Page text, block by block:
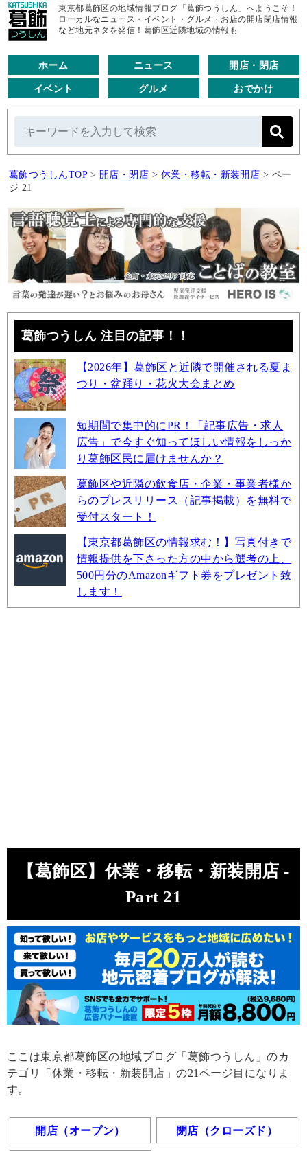
東京都葛飾区の地域情報ブログ「葛飾つうしん」へようこそ！
ローカルなニュース・イベント・グルメ・お店の開店閉店情報
など地元ネタを発信！葛飾区近隣地域の情報も
ホーム ニュース 開店・閉店
イベント グルメ おでかけ
葛飾つうしんTOP > 開店・閉店 > 休業・移転・新装開店 > ペー
ジ 21
葛飾つうしん 注目の記事！！
【2026年】葛飾区と近隣で開催される夏ま
つり・盆踊り・花火大会まとめ
短期間で集中的にPR！「記事広告・求人
広告」で今すぐ知ってほしい情報をしっか
り葛飾区民に届けませんか？
葛飾区や近隣の飲食店・企業・事業者様か
らのプレスリリース（記事掲載）を無料で
受付スタート！
【東京都葛飾区の情報求む！】写真付きで
情報提供を下さった方の中から選考の上、
500円分のAmazonギフト券をプレゼント致
します！
【葛飾区】休業・移転・新装開店 -
Part 21
ここは東京都葛飾区の地域ブログ「葛飾つうしん」のカ
テゴリ「休業・移転・新装開店」の21ページ目になりま
す。
開店（オープン） 閉店（クローズド）